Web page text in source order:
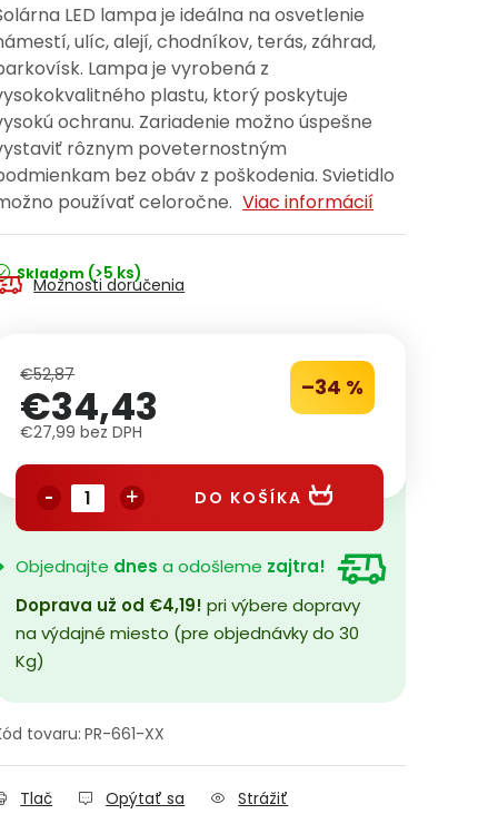
LED lampa je ideálna na osvetlenie
ulíc, alejí, chodníkov, terás, záhrad,
Lampa je vyrobená z
plastu, ktorý poskytuje
ochranu. Zariadenie možno úspešne
rôznym poveternostným
bez obáv z poškodenia. Svietidlo
používať celoročne. Viac informácií
Skladom (>5 ks)
Možnosti doručenia
€52,87 –34 %
€34,43
€27,99 bez DPH
DO KOŠÍKA
Objednajte dnes a odošleme zajtra!
Doprava už od €4,19! pri výbere dopravy
na výdajné miesto (pre objednávky do 30
Kg)
tovaru: PR-661-XX
Tlač Opýtať sa
Strážiť